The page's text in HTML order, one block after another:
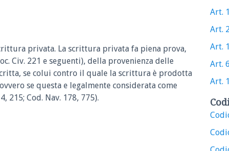
privata. La scrittura privata fa piena prova,
Civ. 221 e seguenti), della provenienza delle
se colui contro il quale la scrittura è prodotta
se questa e legalmente considerata come
215; Cod. Nav. 178, 775).
Art.
Art.
Art.
Art.
Art.